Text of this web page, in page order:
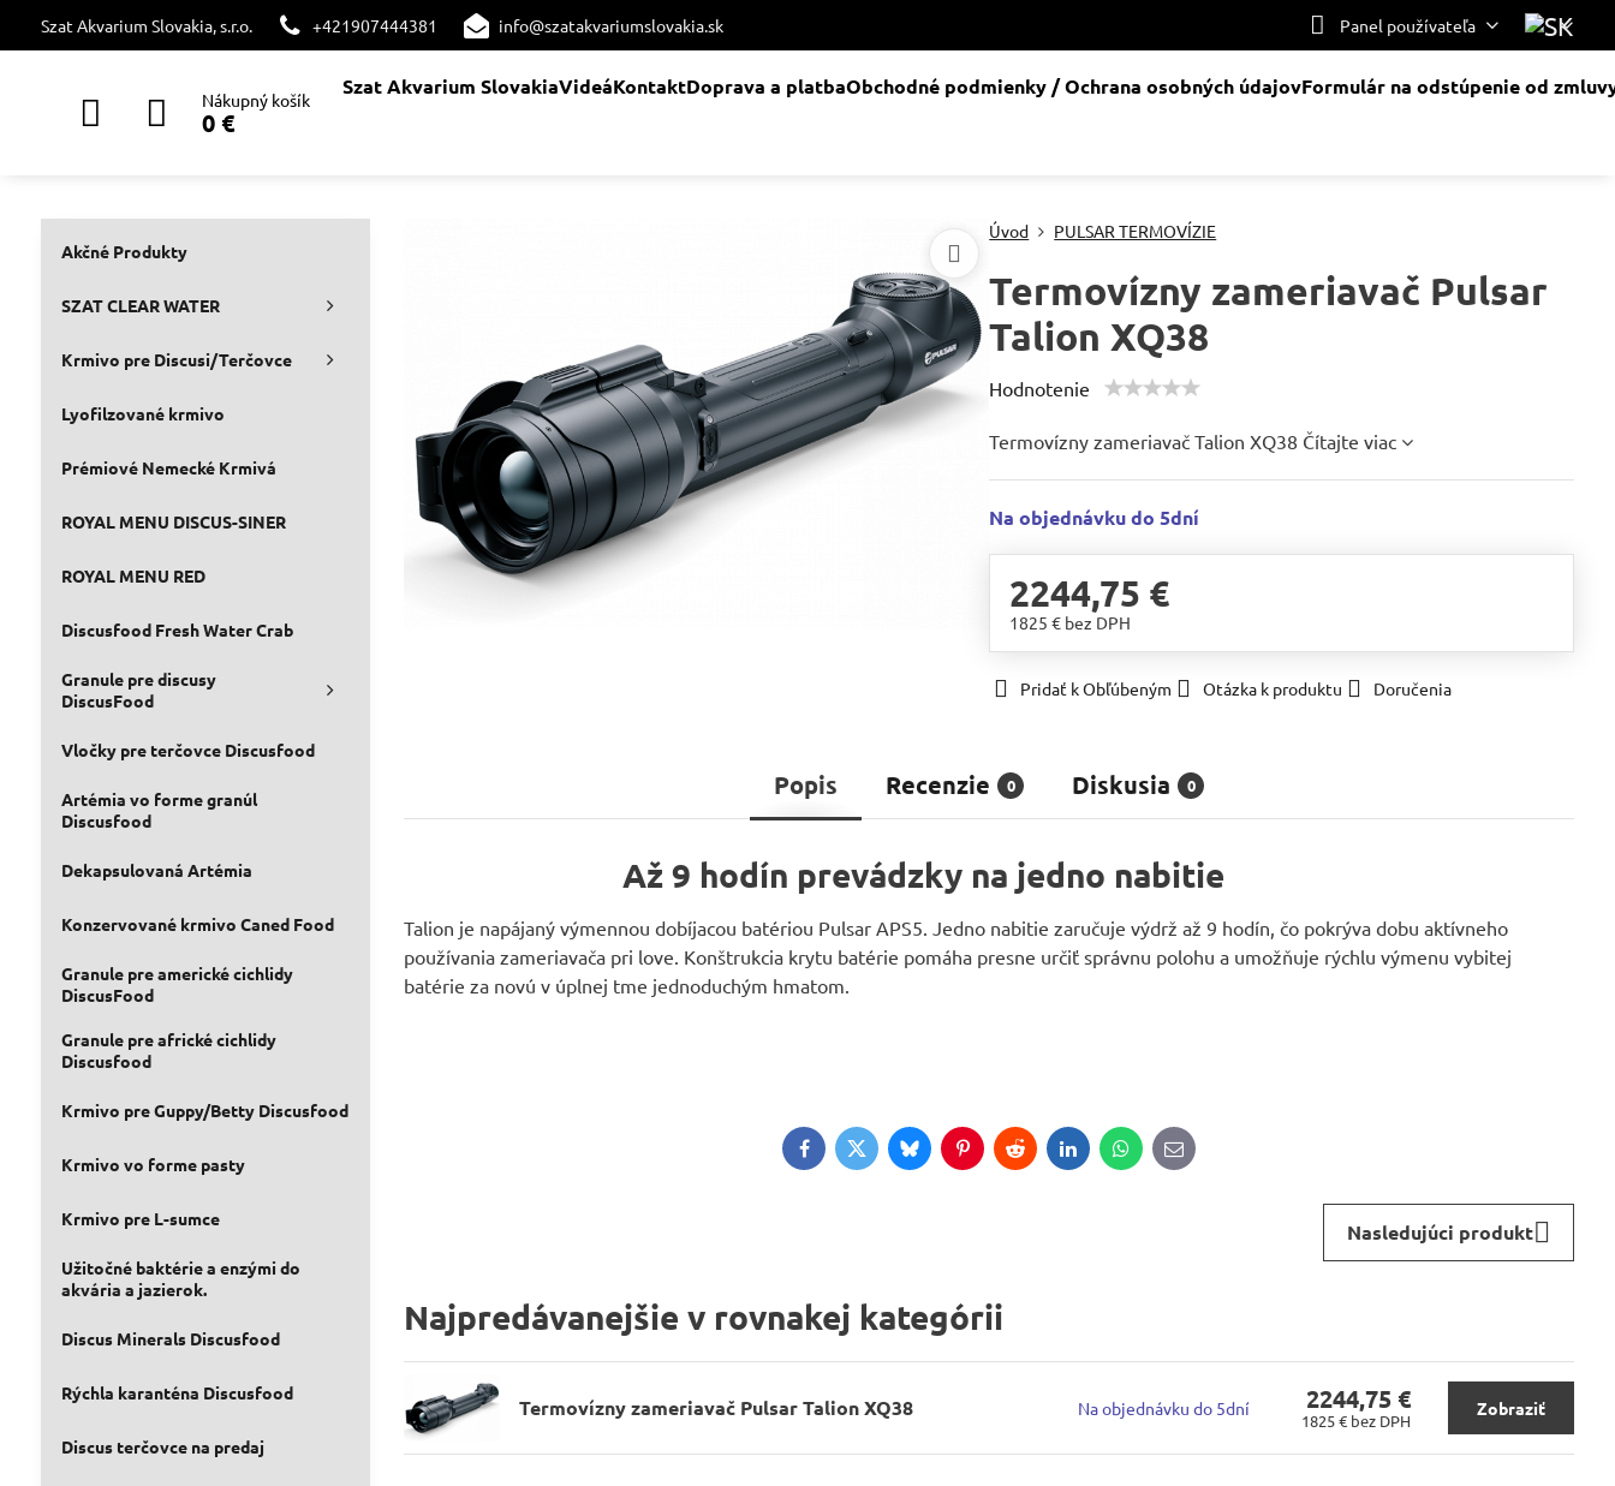
Szat Akvarium Slovakia, s.r.o. +421907444381 info@szatakvariumslovakia.sk Panel používateľa
Nákupný košík
0 €
Szat Akvarium SlovakiaVideáKontaktDoprava a platbaObchodné podmienky / Ochrana osobných údajovFormulár na odstúpenie od
Úvod PULSAR TERMOVÍZIE
Termovízny zameriavač Pulsar
Talion XQ38
Hodnotenie
Termovízny zameriavač Talion XQ38 Čítajte viac
Na objednávku do 5dní
2244,75 €
1825 € bez DPH
Pridať k Obľúbeným Otázka k produktu Doručenia
Popis Recenzie 0 Diskusia 0
Až 9 hodín prevádzky na jedno nabitie
Talion je napájaný výmennou dobíjacou batériou Pulsar APS5. Jedno nabitie zaručuje výdrž až 9 hodín, čo pokrýva dobu aktívneho
používania zameriavača pri love. Konštrukcia krytu batérie pomáha presne určiť správnu polohu a umožňuje rýchlu výmenu vybitej
batérie za novú v úplnej tme jednoduchým hmatom.
FacebookTwitterBlueskyPinterestRedditLinkedInWhatsApp
E-
mail
Nasledujúci produkt
Najpredávanejšie v rovnakej kategórii
Termovízny zameriavač Pulsar Talion XQ38 Na objednávku do 5dní 2244,75 €
1825 € bez DPH
Zobraziť
Akčné Produkty
SZAT CLEAR WATER
Krmivo pre Discusi/Terčovce
Lyofilzované krmivo
Prémiové Nemecké Krmivá
ROYAL MENU DISCUS-SINER
ROYAL MENU RED
Discusfood Fresh Water Crab
Granule pre discusy
DiscusFood
Vločky pre terčovce Discusfood
Artémia vo forme granúl
Discusfood
Dekapsulovaná Artémia
Konzervované krmivo Caned Food
Granule pre americké cichlidy
DiscusFood
Granule pre africké cichlidy
Discusfood
Krmivo pre Guppy/Betty Discusfood
Krmivo vo forme pasty
Krmivo pre L-sumce
Užitočné baktérie a enzými do
akvária a jazierok.
Discus Minerals Discusfood
Rýchla karanténa Discusfood
Discus terčovce na predaj